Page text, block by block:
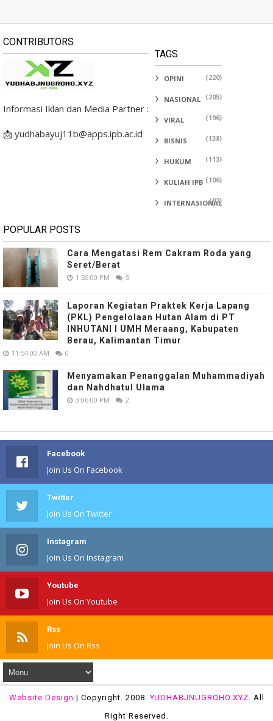
CONTRIBUTORS
Informasi Iklan dan Media Partner :
📩 yudhabayuj11b@apps.ipb.ac.id
TAGS
OPINI (220)
NASIONAL (205)
VIRAL (196)
BISNIS (138)
HUKUM (113)
KULIAH IPB (106)
INTERNASIONAL
(92)
POPULAR POSTS
Cara Mengatasi Rem Cakram Roda yang
Seret/Berat
1:55:00 PM 5
Laporan Kegiatan Praktek Kerja Lapang
(PKL) Pengelolaan Hutan Alam di PT
INHUTANI I UMH Meraang, Kabupaten
Berau, Kalimantan Timur
11:54:00 AM 0
Menyamakan Penanggalan Muhammadiyah
dan Nahdhatul Ulama
3:06:00 PM 2
Facebook
Join Us On Facebook
Twitter
Join Us On Twitter
Instagram
Join Us On Instagram
Youtube
Join Us On Youtube
Rss
Join Us On Rss
Website Design | Copyright. 2008.YUDHABJNUGROHO.XYZ. All
Right Reserved.